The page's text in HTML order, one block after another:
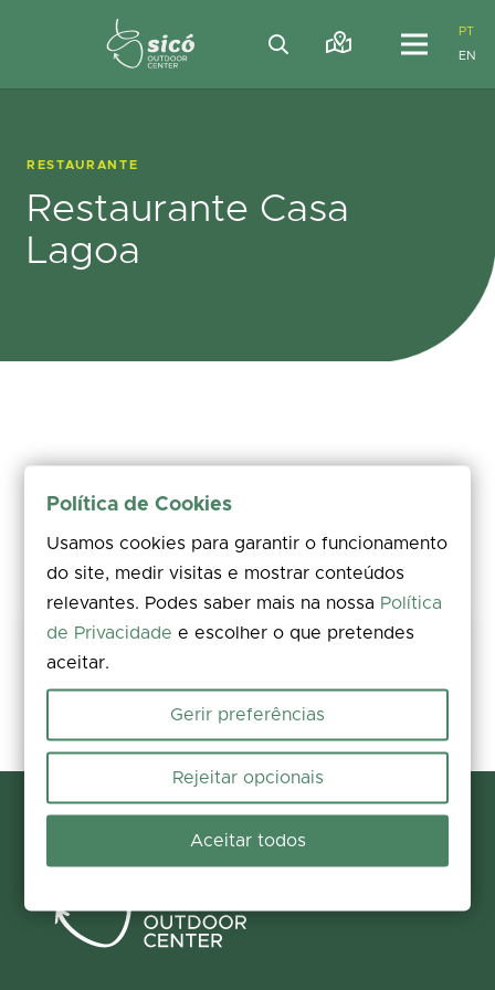
PT
EN
RESTAURANTE
Restaurante Casa
Lagoa
Partilha a tua experiência
Participar agora
Política de Cookies
Usamos cookies para garantir o funcionamento
do site, medir visitas e mostrar conteúdos
relevantes. Podes saber mais na nossa Política
de Privacidade e escolher o que pretendes
aceitar.
Gerir preferências
Rejeitar opcionais
Aceitar todos